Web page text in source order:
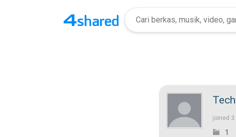
joined 3
1